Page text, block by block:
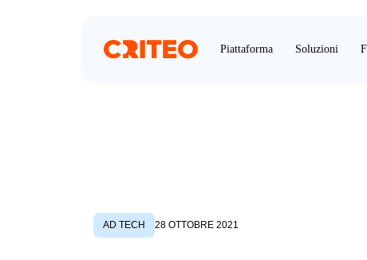
Piattaforma Soluzioni
AD TECH 28 OTTOBRE 2021